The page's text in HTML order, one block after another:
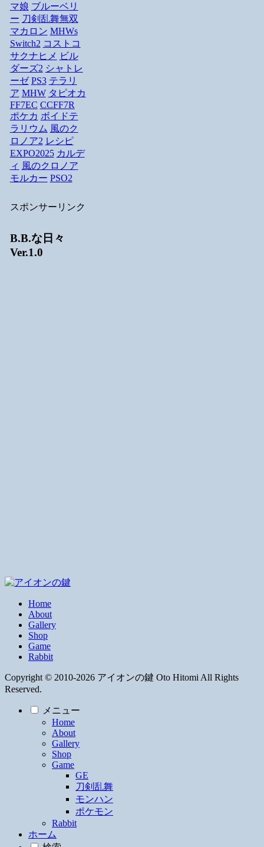
マ娘 ブルーベリ
ー 刀剣乱舞無双
マカロン MHWs
Switch2 コストコ
サクナヒメ ビル
ダーズ2 シャトレ
ーゼ PS3 テラリ
ア MHW タピオカ
FF7EC CCFF7R
ポケカ ボイドテ
ラリウム 風のク
ロノア2 レシピ
EXPO2025 カルデ
ィ 風のクロノア
モルカー PSO2
スポンサーリンク
B.B.な日々
Ver.1.0
Home
About
Gallery
Shop
Game
Rabbit
Copyright © 2010-2026 アイオンの鍵 Oto Hitomi All Rights
Reserved.
メニュー
Home
About
Gallery
Shop
Game
GE
刀剣乱舞
モンハン
ポケモン
Rabbit
ホーム